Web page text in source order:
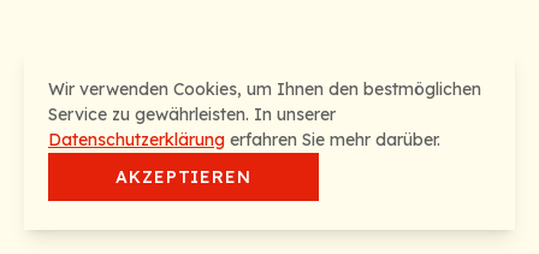
Wir verwenden Cookies, um Ihnen den bestmöglichen
Service zu gewährleisten. In unserer
Datenschutzerklärung erfahren Sie mehr darüber.
AKZEPTIEREN